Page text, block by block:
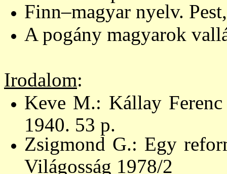
Finn–magyar nyelv.
A pogány magyarok
Irodalom:
Keve M.: Kállay
1940. 53 p.
Zsigmond G.: Egy
Világosság 1978/2